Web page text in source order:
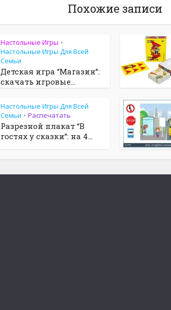
Похожие записи
Настольные Игры •
Настольные Игры Для Всей
Семьи
Детская игра “Магазин”:
скачать игровые...
Настольные Игры Для Всей
Семьи • Распечатать
Разрезной плакат “В
гостях у сказки”: на 4...